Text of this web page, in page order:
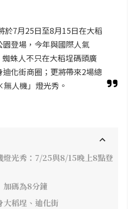
於7月25日至8月15日在大稻
登場，今年與國際人氣
蛛人不只在大稻埕碼頭廣
化街商圈；更將帶來2場總
人機」燈光秀。
光秀：7/25與8/15晚上8點登
碼為8分鐘
大稻埕、迪化街